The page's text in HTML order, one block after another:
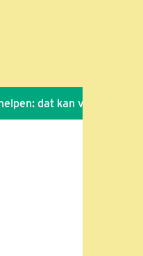
dat kan via de link!